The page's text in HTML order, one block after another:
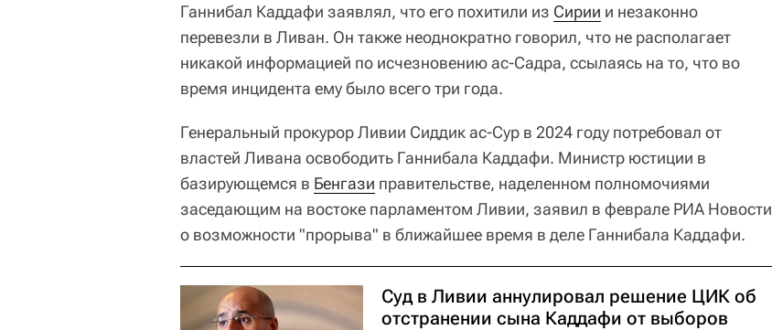
Ганнибал Каддафи заявлял, что его похитили из Сирии и незаконно
перевезли в Ливан. Он также неоднократно говорил, что не располагает
никакой информацией по исчезновению ас-Садра, ссылаясь на то, что во
время инцидента ему было всего три года.
Генеральный прокурор Ливии Сиддик ас-Сур в 2024 году потребовал от
властей Ливана освободить Ганнибала Каддафи. Министр юстиции в
базирующемся в Бенгази правительстве, наделенном полномочиями
заседающим на востоке парламентом Ливии, заявил в феврале РИА Новости
о возможности "прорыва" в ближайшее время в деле Ганнибала Каддафи.
Суд в Ливии аннулировал решение ЦИК об
отстранении сына Каддафи от выборов